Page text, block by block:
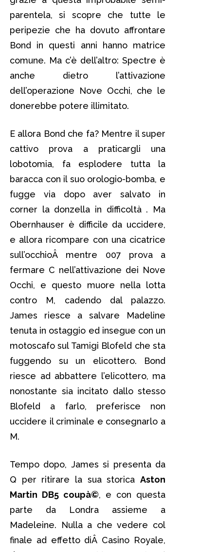
parentela, si scopre che tutte le
peripezie che ha dovuto affrontare
Bond in questi anni hanno matrice
comune. Ma c’è dell’altro: Spectre è
anche dietro l’attivazione
dell’operazione Nove Occhi, che le
donerebbe potere illimitato.
E allora Bond che fa? Mentre il super
cattivo prova a praticargli una
lobotomia, fa esplodere tutta la
baracca con il suo orologio-bomba, e
fugge via dopo aver salvato in
corner la donzella in difficoltà . Ma
Obernhauser è difficile da uccidere,
e allora ricompare con una cicatrice
sull’occhioÂ mentre 007 prova a
fermare C nell’attivazione dei Nove
Occhi, e questo muore nella lotta
contro M, cadendo dal palazzo.
James riesce a salvare Madeline
tenuta in ostaggio ed insegue con un
motoscafo sul Tamigi Blofeld che sta
fuggendo su un elicottero. Bond
riesce ad abbattere l’elicottero, ma
nonostante sia incitato dallo stesso
Blofeld a farlo, preferisce non
uccidere il criminale e consegnarlo a
M.
Tempo dopo, James si presenta da
Q per ritirare la sua storica Aston
Martin DB5 coupà©, e con questa
parte da Londra assieme a
Madeleine. Nulla a che vedere col
finale ad effetto diÂ Casino Royale,